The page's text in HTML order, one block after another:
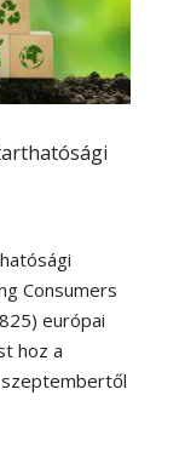
Consumers
európai
hoz a
szeptembertől